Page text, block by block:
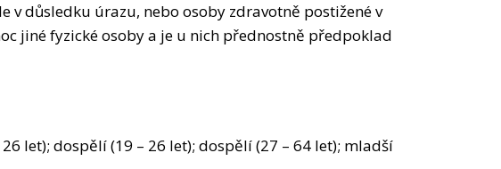
v důsledku úrazu, nebo osoby zdravotně postižené v
jiné fyzické osoby a je u nich přednostně předpoklad
let); dospělí (19 – 26 let); dospělí (27 – 64 let); mladší